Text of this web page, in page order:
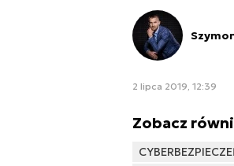
2 lipca 2019, 12:39
Zobacz